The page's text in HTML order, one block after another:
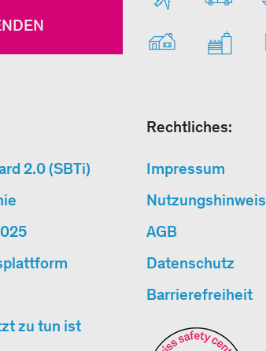
2.0 (SBTi)
zu tun ist
Rechtliches:
Impressum
Nutzungshinweis
AGB
Datenschutz
Barrierefreiheit